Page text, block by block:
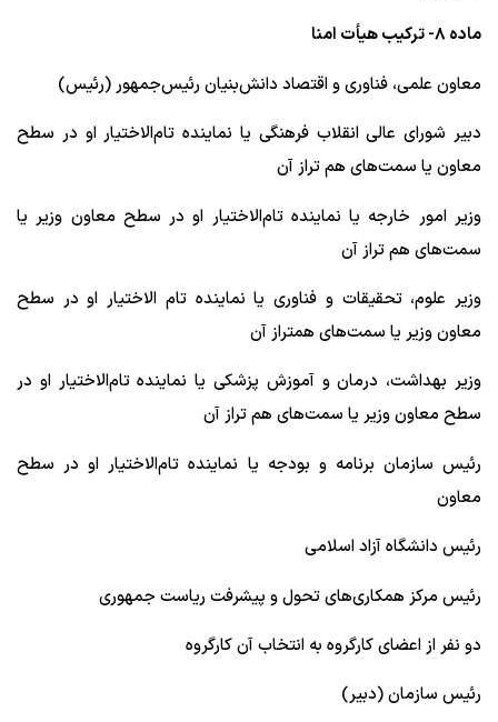
ماده ۸- ترکیب هیأت امنا
معاون علمی، فناوری و اقتصاد دانش‌بنیان رئیس‌جمهور (رئیس)
دبیر شورای عالی انقلاب فرهنگی یا نماینده تام‌الاختیار او در سطح
معاون یا سمت‌های هم تراز آن
وزیر امور خارجه یا نماینده تام‌الاختیار او در سطح معاون وزیر یا
سمت‌های هم تراز آن
وزیر علوم، تحقیقات و فناوری یا نماینده تام الاختیار او در سطح
معاون وزیر یا سمت‌های همتراز آن
وزیر بهداشت، درمان و آموزش پزشکی یا نماینده تام‌الاختیار او در
سطح معاون وزیر یا سمت‌های هم تراز آن
رئیس سازمان برنامه و بودجه یا نماینده تام‌الاختیار او در سطح
معاون
رئیس دانشگاه آزاد اسلامی
رئیس مرکز همکاری‌های تحول و پیشرفت ریاست جمهوری
دو نفر از اعضای کارگروه به انتخاب آن کارگروه
رئیس سازمان (دبیر)